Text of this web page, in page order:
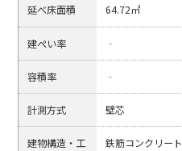
延べ床面積 64.72㎡
建ぺい率 ‐
容積率 ‐
計測方式 壁芯
建物構造・工
鉄筋コンクリート